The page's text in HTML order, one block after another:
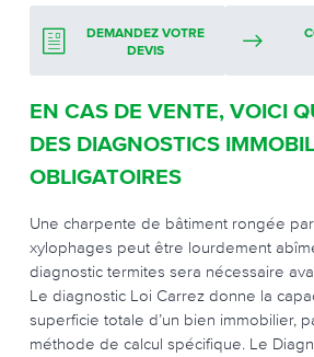
DEMANDEZ VOTRE
DEVIS
EN CAS DE VENTE, VOICI
DES DIAGNOSTICS
OBLIGATOIRES
Une charpente de bâtiment rongée
xylophages peut être lourdement
diagnostic termites sera nécessaire
Le diagnostic Loi Carrez donne la
superficie totale d’un bien immobilier,
méthode de calcul spécifique. Le